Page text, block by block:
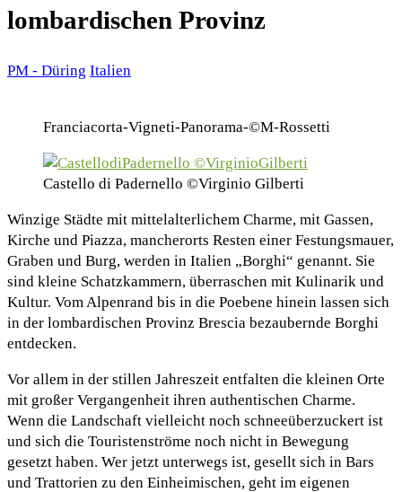
lombardischen Provinz
PM - Düring Italien
Franciacorta-Vigneti-Panorama-©M-Rossetti
Castello di Padernello ©Virginio Gilberti
Winzige Städte mit mittelalterlichem Charme, mit Gassen,
Kirche und Piazza, mancherorts Resten einer Festungsmauer,
Graben und Burg, werden in Italien „Borghi“ genannt. Sie
sind kleine Schatzkammern, überraschen mit Kulinarik und
Kultur. Vom Alpenrand bis in die Poebene hinein lassen sich
in der lombardischen Provinz Brescia bezaubernde Borghi
entdecken.
Vor allem in der stillen Jahreszeit entfalten die kleinen Orte
mit großer Vergangenheit ihren authentischen Charme.
Wenn die Landschaft vielleicht noch schneeüberzuckert ist
und sich die Touristenströme noch nicht in Bewegung
gesetzt haben. Wer jetzt unterwegs ist, gesellt sich in Bars
und Trattorien zu den Einheimischen, geht im eigenen